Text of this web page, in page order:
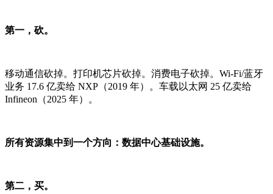
第一，砍。
移动通信砍掉。打印机芯片砍掉。消费电子砍掉。Wi-Fi/蓝牙
业务 17.6 亿卖给 NXP（2019 年）。车载以太网 25 亿卖给
Infineon（2025 年）。
所有资源集中到一个方向：数据中心基础设施。
第二，买。